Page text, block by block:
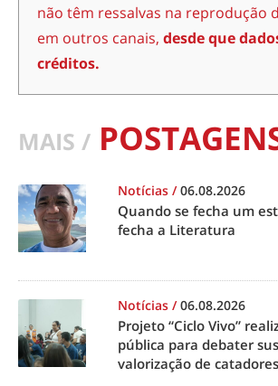
não têm ressalvas na reprodução
em outros canais, desde que
créditos.
MAIS /
Notícias /06.08.2026
Quando se fecha um
fecha a Literatura
Notícias /06.08.2026
Projeto “Ciclo Vivo”
pública para debater
valorização de